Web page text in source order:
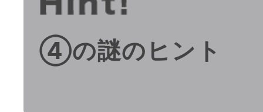
④の謎のヒント